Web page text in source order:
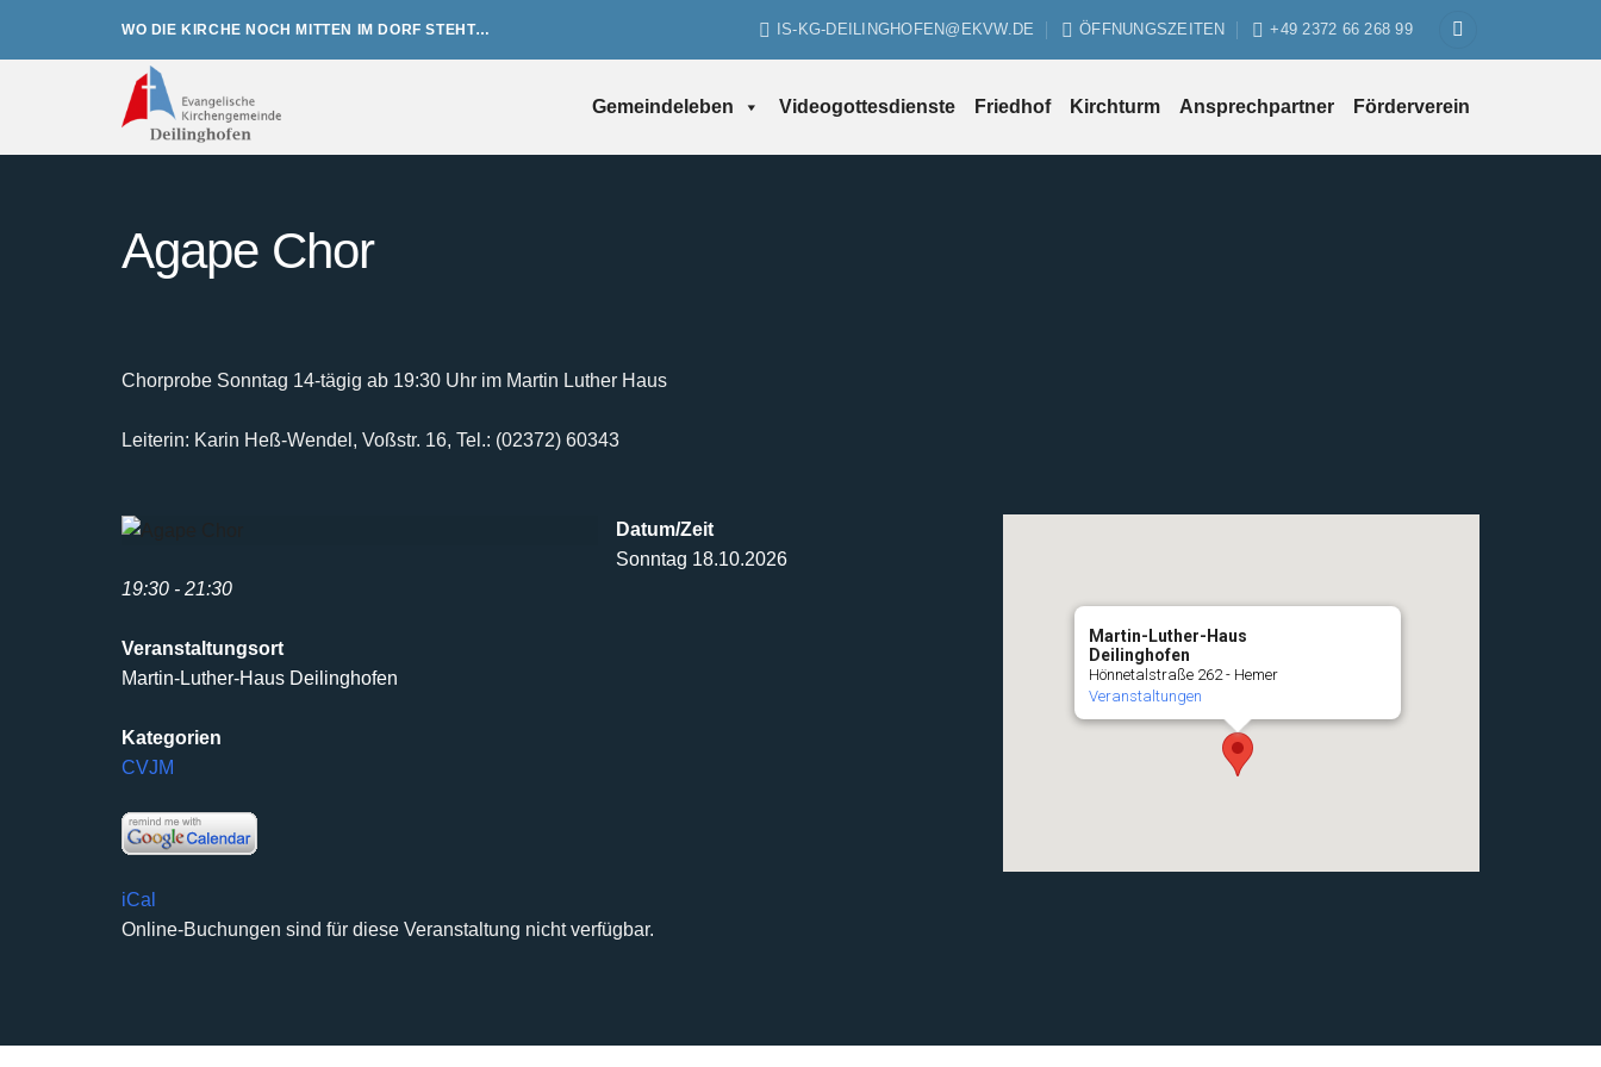
WO DIE KIRCHE NOCH MITTEN IM DORF STEHT… IS-KG-DEILINGHOFEN@EKVW.DE ÖFFNUNGSZEITEN +49 2372 66 268 99
Gemeindeleben Videogottesdienste Friedhof Kirchturm Ansprechpartner Förderverein
Agape Chor
Chorprobe Sonntag 14-tägig ab 19:30 Uhr im Martin Luther Haus
Leiterin: Karin Heß-Wendel, Voßstr. 16, Tel.: (02372) 60343
Martin-Luther-Haus
Deilinghofen
Hönnetalstraße 262 - Hemer
Veranstaltungen
Datum/Zeit
Sonntag 18.10.2026
19:30 - 21:30
Veranstaltungsort
Martin-Luther-Haus Deilinghofen
Kategorien
CVJM
iCal
Online-Buchungen sind für diese Veranstaltung nicht verfügbar.